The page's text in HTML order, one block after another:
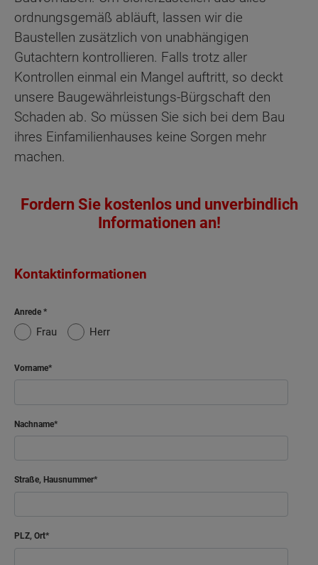
ordnungsgemäß abläuft, lassen wir die
Baustellen zusätzlich von unabhängigen
Gutachtern kontrollieren. Falls trotz aller
Kontrollen einmal ein Mangel auftritt, so deckt
unsere Baugewährleistungs-Bürgschaft den
Schaden ab. So müssen Sie sich bei dem Bau
ihres Einfamilienhauses keine Sorgen mehr
machen.
Fordern Sie kostenlos und unverbindlich
Informationen an!
Kontaktinformationen
Anrede
Frau Herr
Vorname
Nachname
Straße, Hausnummer
PLZ, Ort